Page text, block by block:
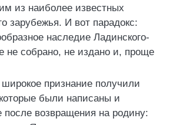
из наиболее известных
зарубежья. И вот парадокс:
наследие Ладинского-
не собрано, не издано и, проще
признание получили
были написаны и
после возвращения на родину: